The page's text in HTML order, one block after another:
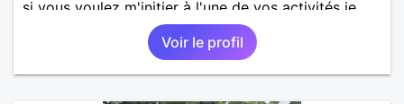
si vous voulez m'initier à l'une de vos activités je
Voir le profil